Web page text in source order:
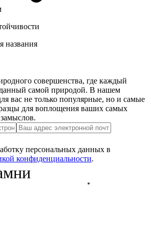
названия
совершенства, где каждый
самой природой. В нашем
вас не только популярные, но и самые
для воплощения ваших самых
персональных данных в
конфиденциальности.